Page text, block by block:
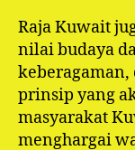
Raja Kuwait
nilai budaya
prinsip yang
masyarakat
menghargai